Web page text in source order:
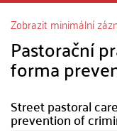
Zobrazit minimální
Pastorační
forma
Street pastoral
prevention of